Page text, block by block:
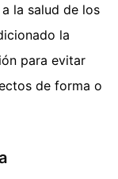
la salud de los
la
para evitar
de forma o